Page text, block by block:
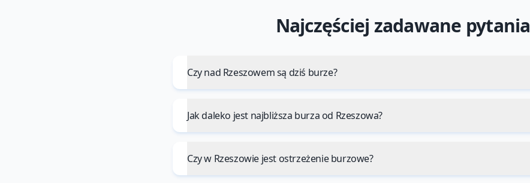
Najczęściej zadawane pytania
Czy nad Rzeszowem są dziś burze?
Jak daleko jest najbliższa burza od Rzeszowa?
Czy w Rzeszowie jest ostrzeżenie burzowe?